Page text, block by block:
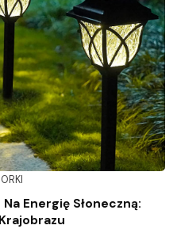
Energię Słoneczną: